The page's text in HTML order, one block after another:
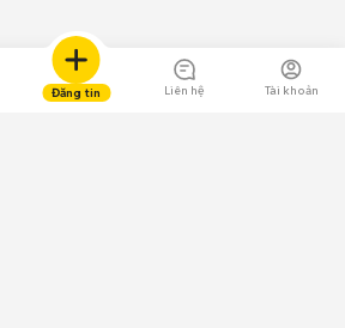
Đăng tin Liên hệ Tài khoản